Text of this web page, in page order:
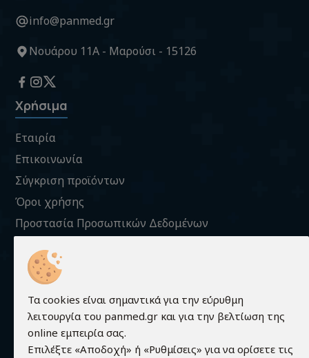
info@panmed.gr
Νουάρου 11Α - Μαρούσι - 15126
Χρήσιμα
Εταιρία
Επικοινωνία
Σύγκριση προϊόντων
Όροι χρήσης
Προστασία Προσωπικών Δεδομένων
Πληροφορίες
Τρόποι Πληρωμής
Τρόποι Αποστολής
Τα cookies είναι σημαντικά για την εύρυθμη
λειτουργία του panmed.gr και για την βελτίωση της
online εμπειρία σας.
Επιλέξτε «Αποδοχή» ή «Ρυθμίσεις» για να ορίσετε τις